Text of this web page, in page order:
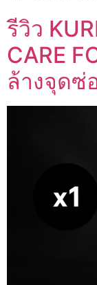
รีวิว
CARE
ล้างจุดซ่